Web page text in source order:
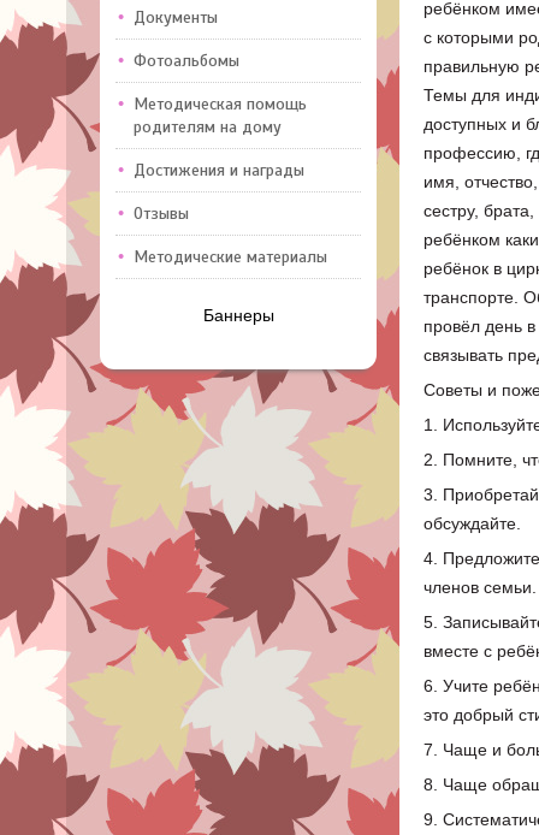
Документы
Фотоальбомы
Методическая помощь
родителям на дому
Достижения и награды
Отзывы
Методические материалы
Баннеры
ребёнком
с которыми
правильную
Темы для
доступных и
профессию,
имя,
сестру,
ребёнком
ребёнок в
транспорте.
провёл день
связывать
Советы и
1.
2. Помните,
3.
обсуждайте.
4.
членов семьи.
5.
вместе с
6. Учите
это добрый
7. Чаще и
8. Чаще
9.